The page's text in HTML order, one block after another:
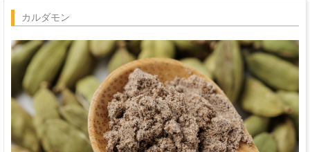
カルダモン